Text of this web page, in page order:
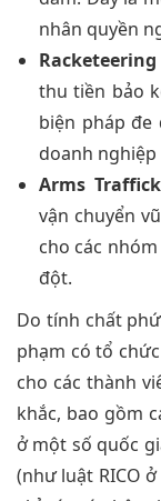
nhân quyền
thu tiền bảo
biện pháp đe
doanh
Arms
vận chuyển
cho các
đột.
Do tính chất
phạm có tổ
cho các thành
khắc, bao gồm
ở một số quốc
(như luật RICO